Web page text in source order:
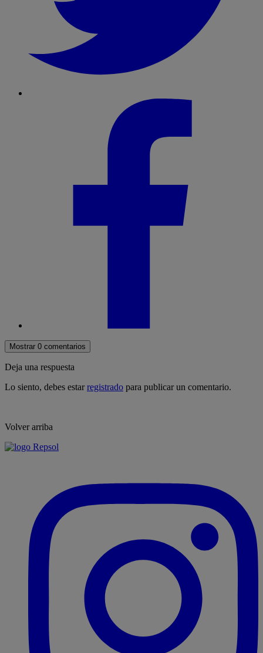
Mostrar 0 comentarios
Deja una respuesta
Lo siento, debes estarregistrado para publicar un comentario.
Volver arriba